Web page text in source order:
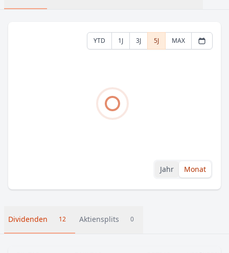
YTD 1J 3J 5J MAX
Jahr Monat
Dividenden 12 Aktiensplits 0